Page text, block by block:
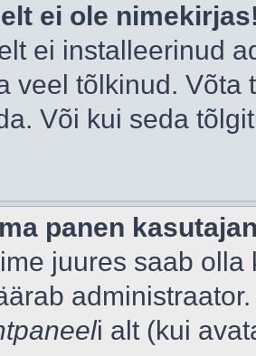
ei ole
ei installeerinud
veel tõlkinud.
Või kui seda
panen
juures saab
i alt (kui